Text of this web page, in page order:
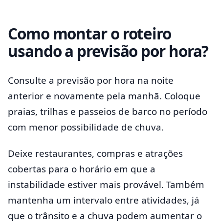
Como montar o roteiro
usando a previsão por hora?
Consulte a previsão por hora na noite
anterior e novamente pela manhã. Coloque
praias, trilhas e passeios de barco no período
com menor possibilidade de chuva.
Deixe restaurantes, compras e atrações
cobertas para o horário em que a
instabilidade estiver mais provável. Também
mantenha um intervalo entre atividades, já
que o trânsito e a chuva podem aumentar o